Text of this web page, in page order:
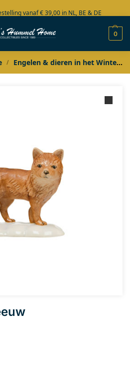
vanaf € 39,00 in NL, BE & DE
in voorraad
0
/ Engelen & dieren in het Winterbos